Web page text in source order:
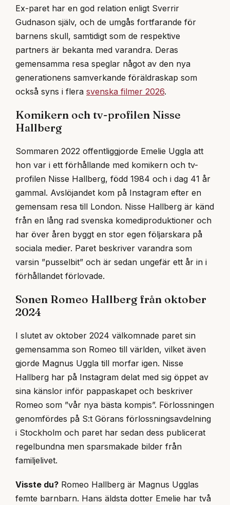
Ex-paret har en god relation enligt Sverrir
Gudnason själv, och de umgås fortfarande för
barnens skull, samtidigt som de respektive
partners är bekanta med varandra. Deras
gemensamma resa speglar något av den nya
generationens samverkande föräldraskap som
också syns i flera svenska filmer 2026.
Komikern och tv-profilen Nisse
Hallberg
Sommaren 2022 offentliggjorde Emelie Uggla att
hon var i ett förhållande med komikern och tv-
profilen Nisse Hallberg, född 1984 och i dag 41 år
gammal. Avslöjandet kom på Instagram efter en
gemensam resa till London. Nisse Hallberg är känd
från en lång rad svenska komediproduktioner och
har över åren byggt en stor egen följarskara på
sociala medier. Paret beskriver varandra som
varsin ”pusselbit” och är sedan ungefär ett år in i
förhållandet förlovade.
Sonen Romeo Hallberg från oktober
2024
I slutet av oktober 2024 välkomnade paret sin
gemensamma son Romeo till världen, vilket även
gjorde Magnus Uggla till morfar igen. Nisse
Hallberg har på Instagram delat med sig öppet av
sina känslor inför pappaskapet och beskriver
Romeo som ”vår nya bästa kompis”. Förlossningen
genomfördes på S:t Görans förlossningsavdelning
i Stockholm och paret har sedan dess publicerat
regelbundna men sparsmakade bilder från
familjelivet.
Visste du? Romeo Hallberg är Magnus Ugglas
femte barnbarn. Hans äldsta dotter Emelie har två